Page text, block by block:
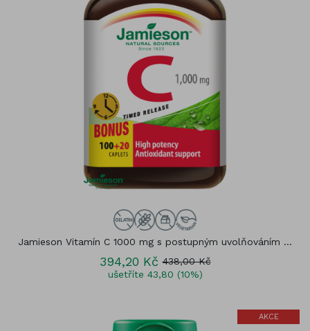
Jamieson Vitamín C 1000 mg s postupným uvolňováním ...
394,20 Kč 438,00 Kč
ušetříte 43,80 (10%)
AKCE